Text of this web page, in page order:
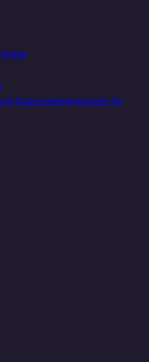
Nutzungsbedingungen für